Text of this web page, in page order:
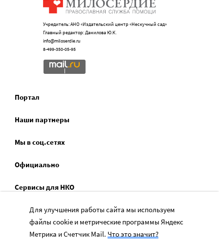
Учредитель: АНО «Издательский центр «Нескучный сад»
Главный редактор: Данилова Ю.К.
info@miloserdie.ru
8-499-350-05-95
Портал
Наши партнеры
Мы в соц.сетях
Официально
Сервисы для НКО
Спецпроекты
Социальное служение
Для улучшения работы сайта мы используем
файлы cookie и метрические программы Яндекс
Метрика и Счетчик Mail. Что это значит?